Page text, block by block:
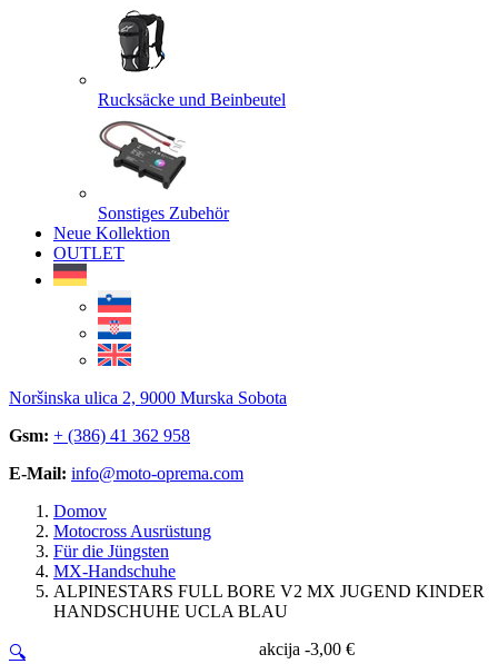
Rucksäcke und Beinbeutel
Sonstiges Zubehör
Neue Kollektion
OUTLET
Noršinska ulica 2, 9000 Murska Sobota
Gsm: + (386) 41 362 958
E-Mail: info@moto-oprema.com
Domov
Motocross Ausrüstung
Für die Jüngsten
MX-Handschuhe
ALPINESTARS FULL BORE V2 MX JUGEND KINDER
HANDSCHUHE UCLA BLAU
🔍 akcija -3,00 €